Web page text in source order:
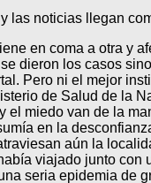
las noticias llegan
en coma a otra y
dieron los casos
Pero ni el mejor
de Salud de la
miedo van de la
en la
aún la
viajado junto con
seria epidemia de